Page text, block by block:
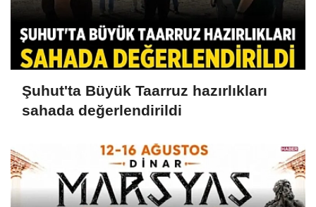
Şuhut'ta Büyük Taarruz hazırlıkları
sahada değerlendirildi